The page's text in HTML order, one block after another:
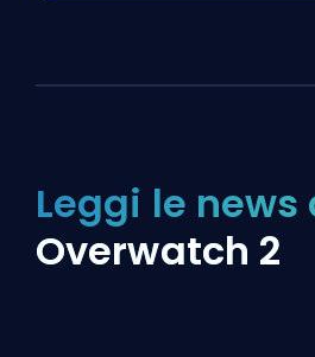
Leggi le news
Overwatch 2